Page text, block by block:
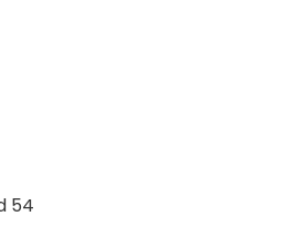
54